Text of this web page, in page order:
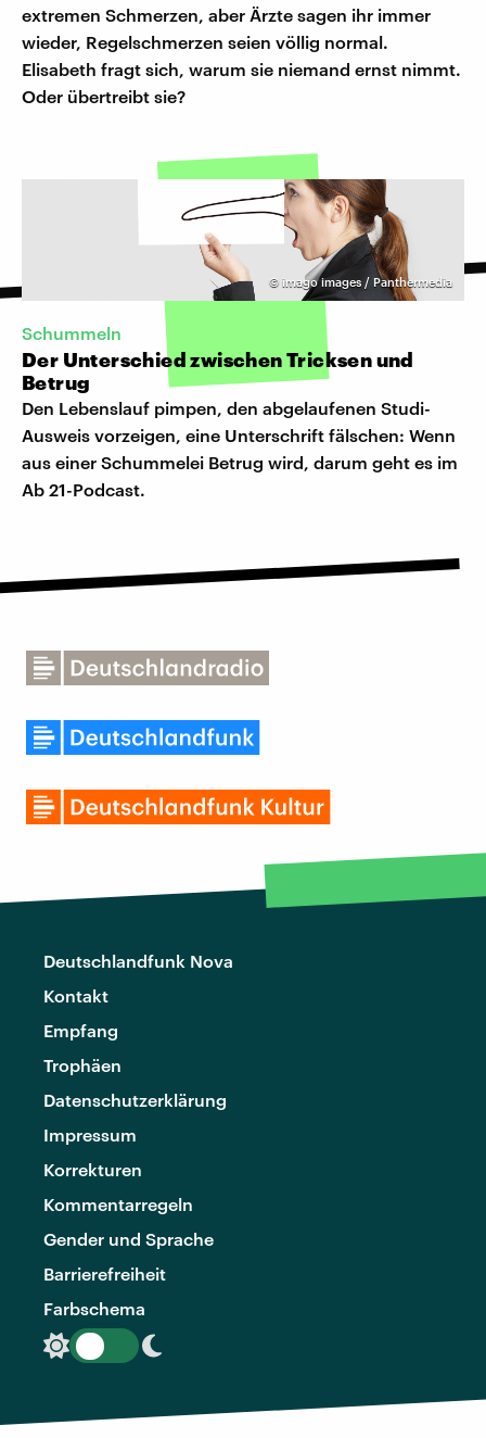
extremen Schmerzen, aber Ärzte sagen ihr immer
wieder, Regelschmerzen seien völlig normal.
Elisabeth fragt sich, warum sie niemand ernst nimmt.
Oder übertreibt sie?
© imago images / Panthermedia
Schummeln
Der Unterschied zwischen Tricksen und
Betrug
Den Lebenslauf pimpen, den abgelaufenen Studi-
Ausweis vorzeigen, eine Unterschrift fälschen: Wenn
aus einer Schummelei Betrug wird, darum geht es im
Ab 21-Podcast.
Deutschlandfunk Nova
Kontakt
Empfang
Trophäen
Datenschutzerklärung
Impressum
Korrekturen
Kommentarregeln
Gender und Sprache
Barrierefreiheit
Farbschema